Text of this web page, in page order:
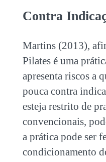
Contra
Martins (2013),
Pilates é uma
apresenta riscos a
pouca contra
esteja restrito de
convencionais,
a prática pode ser
condicionamento